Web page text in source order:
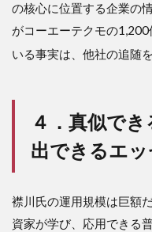
の核心に位置する企業の
がコーエーテクモの
いる事実は、他社の追随
４．真似で
出できるエ
襟川氏の運用規模は巨額
資家が学び、応用できる